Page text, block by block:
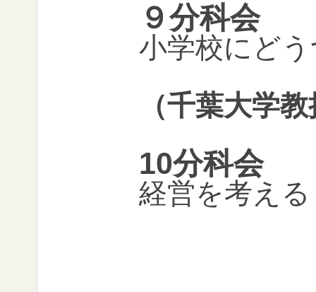
９分科会
小学校にど
（千葉大学
10分科会
経営を考える